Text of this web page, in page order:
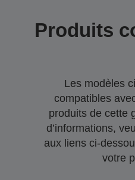
Produits
Les modèles
compatibles
produits de cette
d’informations,
aux liens ci-
votre